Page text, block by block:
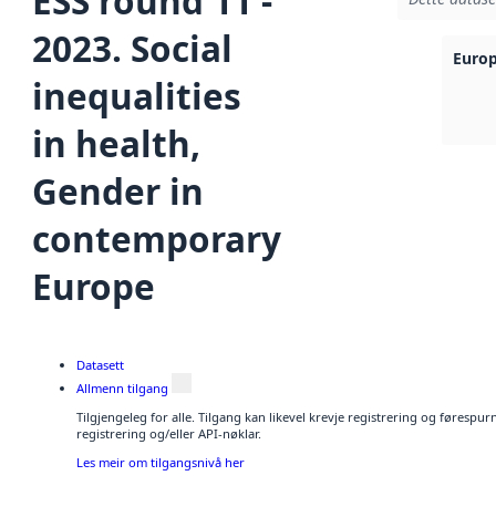
2023. Social
inequalities
in health,
Gender in
contemporary
Europe
Datasett
Allmenn tilgang
Tilgjengeleg for alle. Tilgang kan likevel krevje registrering og
registrering og/eller API-nøklar.
Les meir om tilgangsnivå her